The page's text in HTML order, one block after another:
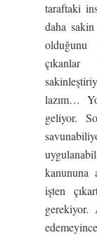
taraftaki
daha sakin
olduğunu
lazım…
geliyor.
kanununa
işten